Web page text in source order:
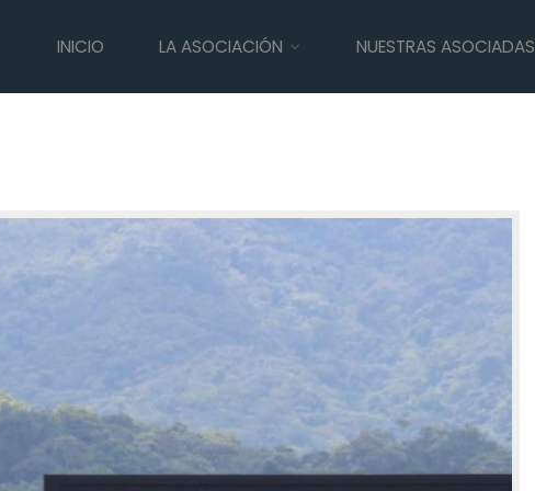
INICIO LA ASOCIACIÓN NUESTRAS ASOCIADAS
la amenaza ambiental por